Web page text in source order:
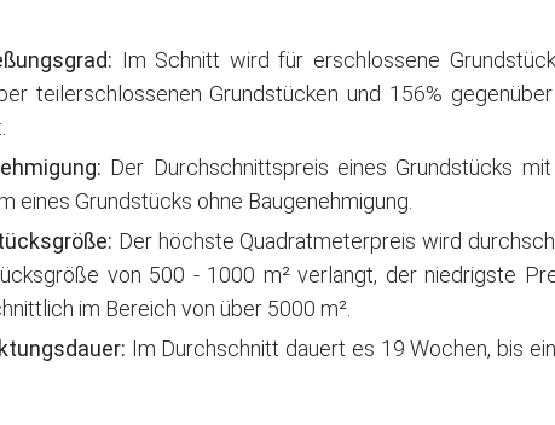
Im Schnitt wird für erschlossene
teilerschlossenen Grundstücken und 156%
Der Durchschnittspreis eines Grundstücks
eines Grundstücks ohne Baugenehmigung.
Der höchste Quadratmeterpreis wird
von 500 - 1000 m² verlangt, der niedrigste
im Bereich von über 5000 m².
Im Durchschnitt dauert es 19 Wochen, bis